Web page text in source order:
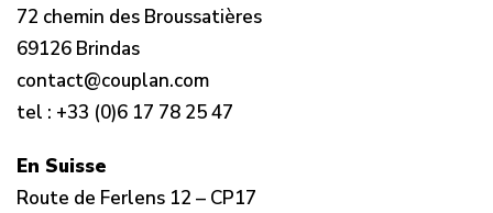
72 chemin des Broussatières
69126 Brindas
contact@couplan.com
tel : +33 (0)6 17 78 25 47
En Suisse
Route de Ferlens 12 – CP17